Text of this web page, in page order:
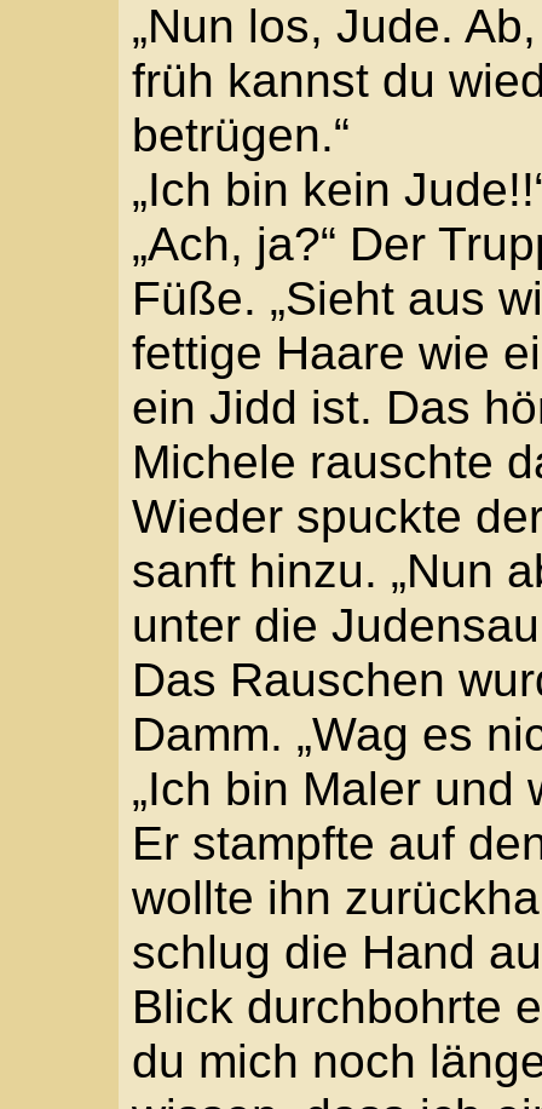
hörbar verunsichert.
Christenmensch im
noch?“
Gewonnen. Er beugt
Michele den Triumph
übertrieben wild stieß
„Ich bin Künstler!“
nach Motiven! Aber
werde bei deinem
Lärm, das Fuchteln
scheute das Pferd,
Mühe zwang es der
es, sprang mit der
Ein furchtbarer
Oberschenkel, die
prallte er mit der
Schmerz durchfuhr
der Hüfte tief in den
nach Atem, hustete,
aus der Ferne hörte
Hauptmanns:
folgte, wurde leise,
Geräusche fort.